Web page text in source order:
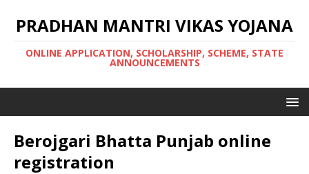
PRADHAN MANTRI VIKAS YOJANA
ONLINE APPLICATION, SCHOLARSHIP, SCHEME, STATE
ANNOUNCEMENTS
Berojgari Bhatta Punjab online
registration